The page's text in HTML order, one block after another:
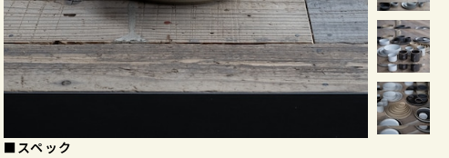
■スペック